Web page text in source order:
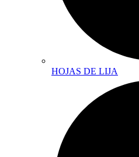
HOJAS DE LIJA